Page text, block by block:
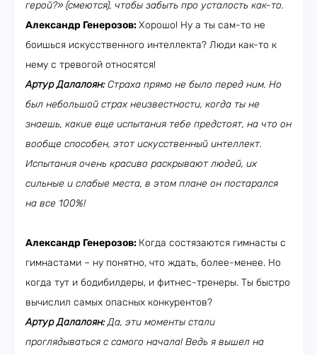
герой?» (смеются), чтобы забыть про усталость как-то.
Александр Генерозов:Хорошо! Ну а ты сам-то не
боишься искусственного интеллекта? Люди как-то к
нему с тревогой относятся!
Артур Далалоян:Страха прямо не было перед ним. Но
был небольшой страх неизвестности, когда ты не
знаешь, какие еще испытания тебе предстоят, на что он
вообще способен, этот искусственный интеллект.
Испытания очень красиво раскрывают людей, их
сильные и слабые места, в этом плане он постарался
на все 100%!
Александр Генерозов: Когда состязаются гимнасты с
гимнастами – ну понятно, что ждать, более-менее. Но
когда тут и бодибилдеры, и фитнес-тренеры. Ты быстро
вычислил самых опасных конкурентов?
Артур Далалоян:Да, эти моменты стали
проглядываться с самого начала! Ведь я вышел на